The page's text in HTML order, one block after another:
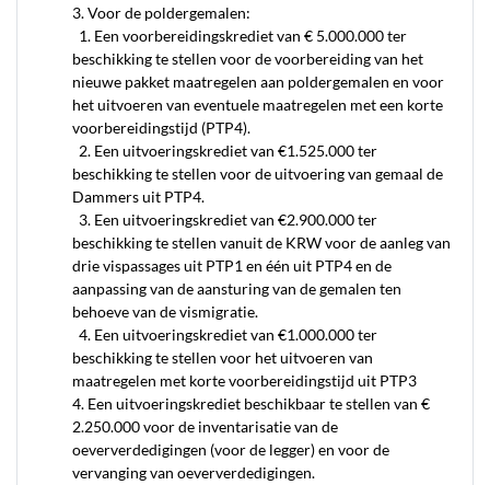
3. Voor de poldergemalen:
1. Een voorbereidingskrediet van € 5.000.000 ter
beschikking te stellen voor de voorbereiding van het
nieuwe pakket maatregelen aan poldergemalen en voor
het uitvoeren van eventuele maatregelen met een korte
voorbereidingstijd (PTP4).
2. Een uitvoeringskrediet van €1.525.000 ter
beschikking te stellen voor de uitvoering van gemaal de
Dammers uit PTP4.
3. Een uitvoeringskrediet van €2.900.000 ter
beschikking te stellen vanuit de KRW voor de aanleg van
drie vispassages uit PTP1 en één uit PTP4 en de
aanpassing van de aansturing van de gemalen ten
behoeve van de vismigratie.
4. Een uitvoeringskrediet van €1.000.000 ter
beschikking te stellen voor het uitvoeren van
maatregelen met korte voorbereidingstijd uit PTP3
4. Een uitvoeringskrediet beschikbaar te stellen van €
2.250.000 voor de inventarisatie van de
oeververdedigingen (voor de legger) en voor de
vervanging van oeververdedigingen.